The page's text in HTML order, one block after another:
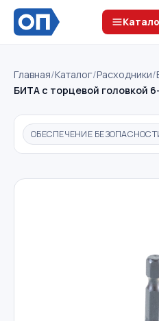
Главная/Каталог/Расходники/
БИТА с торцевой головкой
ОБЕСПЕЧЕНИЕ